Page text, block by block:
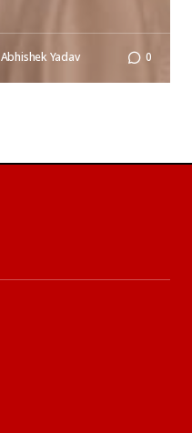
Abhishek Yadav 0